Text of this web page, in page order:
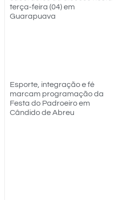
terça-feira (04) em
Guarapuava
Esporte, integração e fé
marcam programação da
Festa do Padroeiro em
Cândido de Abreu